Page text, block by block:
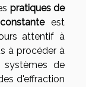
pratiques de
est
attentif à
à procéder à
de
d'effraction